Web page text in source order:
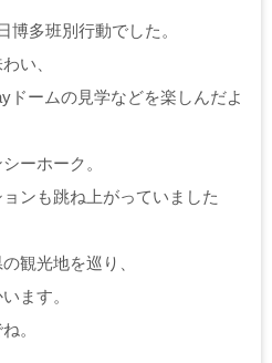
博多班別行動でした。
い、
ドームの見学などを楽しんだよ
ーホーク。
ンも跳ね上がっていました
観光地を巡り、
ます。
。